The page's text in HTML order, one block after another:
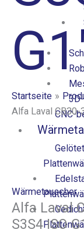
CNC-
Startseite
Alfa Laval CB30-
Wärmetauscher
Alfa Laval
S3S4 ISO